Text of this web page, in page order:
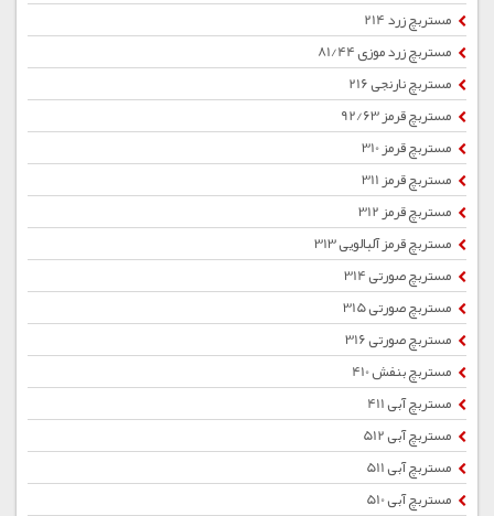
مستربچ زرد 214
مستربچ زرد موزی 81/44
مستربچ نارنجی 216
مستربچ قرمز 92/63
مستربچ قرمز 310
مستربچ قرمز 311
مستربچ قرمز 312
مستربچ قرمز آلبالویی 313
مستربچ صورتی 314
مستربچ صورتی 315
مستربچ صورتی 316
مستربچ بنفش 410
مستربچ آبی 411
مستربچ آبی 512
مستربچ آبی 511
مستربچ آبی 510